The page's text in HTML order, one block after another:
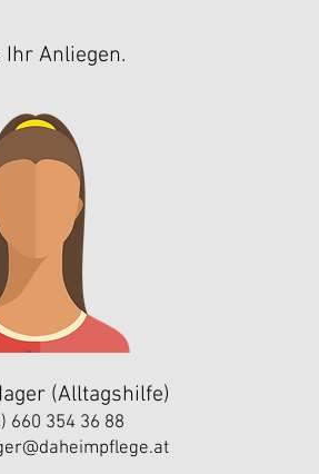
Anliegen.
(Alltagshilfe)
660 354 36 88